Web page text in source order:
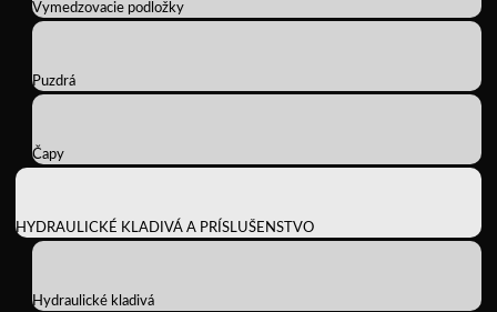
Vymedzovacie podložky
Puzdrá
Čapy
HYDRAULICKÉ KLADIVÁ A PRÍSLUŠENSTVO
Hydraulické kladivá